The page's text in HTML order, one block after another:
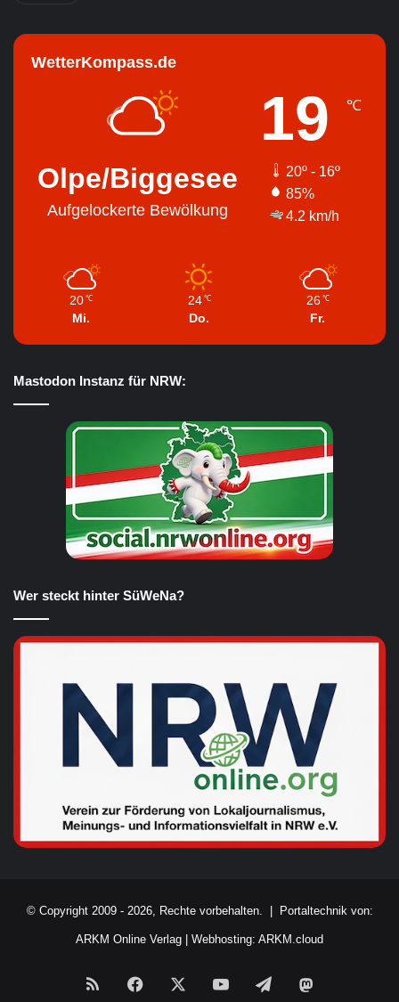
WetterKompass.de
Olpe/Biggesee
Aufgelockerte Bewölkung
19 ℃
20º - 16º
85%
4.2 km/h
20 ℃
Mi.
24 ℃
Do.
26 ℃
Fr.
Mastodon Instanz für NRW:
Wer steckt hinter SüWeNa?
© Copyright 2009 - 2026, Rechte vorbehalten. | Portaltechnik von:
ARKM Online Verlag Webhosting: ARKM.cloud
RSS Facebook YouTubeTelegram